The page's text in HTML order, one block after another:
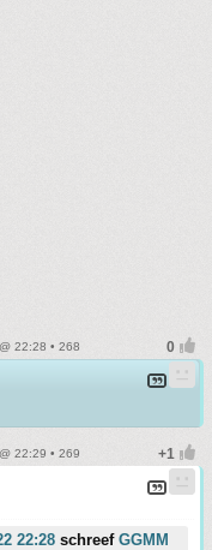
22:28 • 268
22:29 • 269
22:28 schreef GGMM